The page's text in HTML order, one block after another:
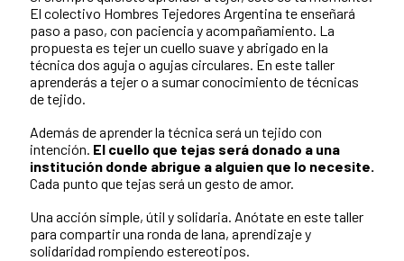
El colectivo Hombres Tejedores Argentina te enseñará
paso a paso, con paciencia y acompañamiento. La
propuesta es tejer un cuello suave y abrigado en la
técnica dos aguja o agujas circulares. En este taller
aprenderás a tejer o a sumar conocimiento de técnicas
de tejido.
Además de aprender la técnica será un tejido con
intención. El cuello que tejas será donado a una
institución donde abrigue a alguien que lo necesite.
Cada punto que tejas será un gesto de amor.
Una acción simple, útil y solidaria. Anótate en este taller
para compartir una ronda de lana, aprendizaje y
solidaridad rompiendo estereotipos.